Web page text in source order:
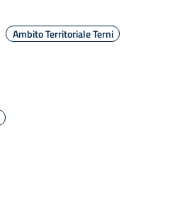
Ambito Territoriale Terni